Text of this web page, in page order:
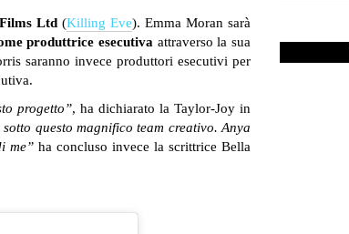
Ltd (Killing Eve). Emma Moran sarà
produttrice esecutiva attraverso la sua
saranno invece produttori esecutivi per
progetto”, ha dichiarato la Taylor-Joy in
questo magnifico team creativo. Anya
me” ha concluso invece la scrittrice Bella